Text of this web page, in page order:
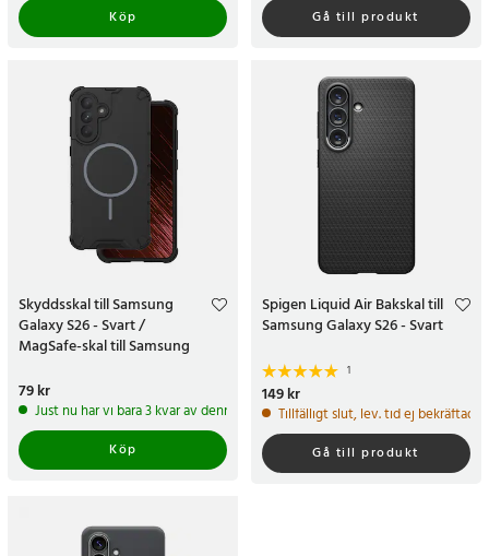
Köp
Gå till produkt
Skyddsskal till Samsung
Galaxy S26 - Svart /
MagSafe-skal till Samsung
Pris:
79 kr
Just nu har vi bara 3 kvar av denna produkt
Köp
Spigen Liquid Air Bakskal till
Samsung Galaxy S26 - Svart
1
Pris:149 kr
149 kr
Tillfälligt slut, lev. tid ej bekräftad.
Gå till produkt